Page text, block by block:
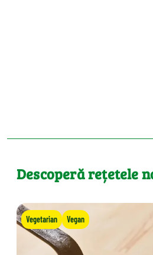
Descoperă rețetele
Vegetarian Vegan